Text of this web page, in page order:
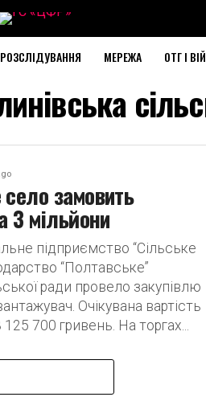
РОЗСЛІДУВАННЯ МЕРЕЖА ОТГ І
замовить
3 мільйони
підприємство “Сільське
“Полтавське”
ради провело закупівлю
Очікувана вартість
125 700 гривень. На торгах...